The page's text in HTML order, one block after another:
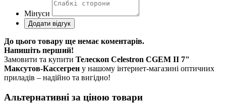
Мінуси
До цього товару ще немає коментарів.
Напишіть перший!
Замовити та купити Телескоп Celestron CGEM II 7"
Максутов-Кассегрен у нашому інтернет-магазині оптичних
приладів – надійно та вигідно!
Альтернативні за ціною товари